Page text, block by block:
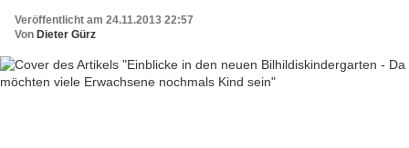
Veröffentlicht am 24.11.2013 22:57
Von Dieter Gürz